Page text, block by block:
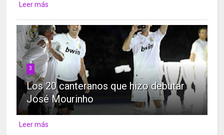
Leer más
3
Los 20 canteranos que hizo debutar
José Mourinho
Leer más